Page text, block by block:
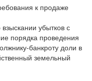
убытков с
порядка проведения
банкроту доли в
земельный